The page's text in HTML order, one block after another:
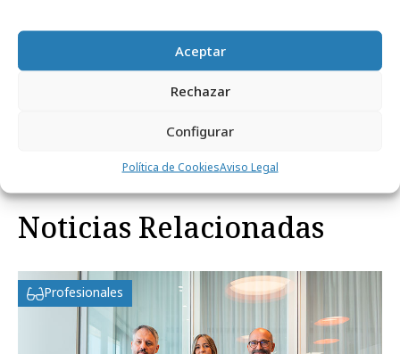
Aceptar
Rechazar
Configurar
Política de CookiesAviso Legal
Noticias Relacionadas
Profesionales